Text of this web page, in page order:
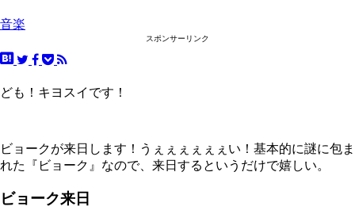
音楽
スポンサーリンク
ども！キヨスイです！
ビョークが来日します！うぇぇぇぇぇぇい！基本的に謎に包ま
れた『ビョーク』なので、来日するというだけで嬉しい。
ビョーク来日